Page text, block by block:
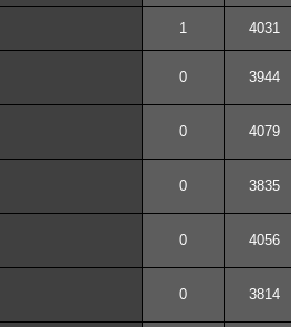
1 4031
0 3944
0 4079
0 3835
0 4056
0 3814